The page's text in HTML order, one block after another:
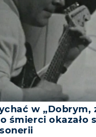
w „Dobrym,
śmierci okazało